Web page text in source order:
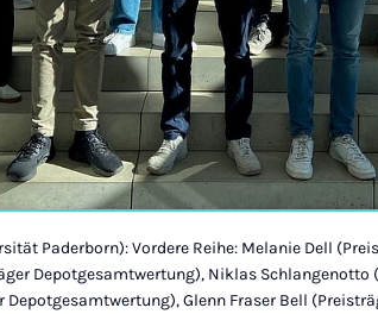
Paderborn): Vordere Reihe: Melanie Dell
Depotgesamtwertung), Niklas
Glenn Fraser Bell